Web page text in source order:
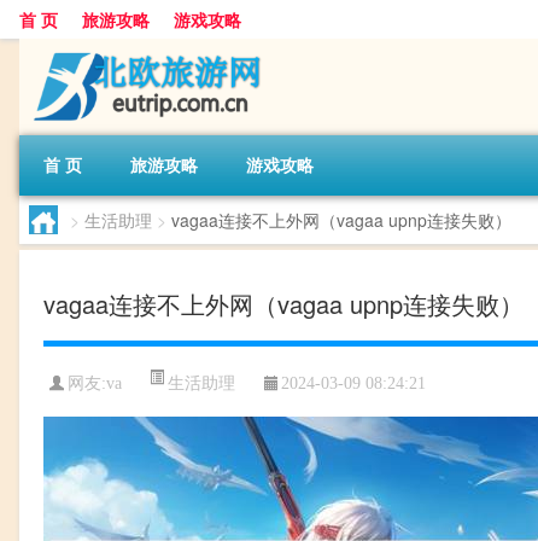
首 页 旅游攻略 游戏攻略
首 页 旅游攻略 游戏攻略
> 生活助理 > vagaa连接不上外网（vagaa upnp连接失败）
vagaa连接不上外网（vagaa upnp连接失败）
网友:va 生活助理 2024-03-09 08:24:21